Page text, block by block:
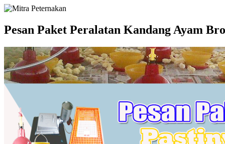
Langsung
konten
Mitra
MItra
Sahabat
Terbaik
Peternak
Unggas
Pesan Paket Peralatan Kandang Ayam